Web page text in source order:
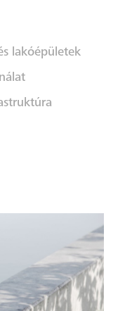
lakóépületek